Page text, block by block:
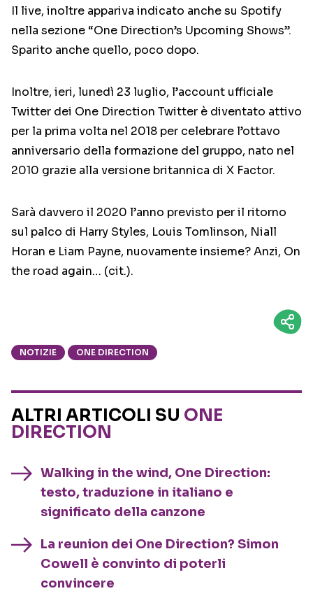
Il live, inoltre appariva indicato anche su Spotify
nella sezione “One Direction’s Upcoming Shows”.
Sparito anche quello, poco dopo.
Inoltre, ieri, lunedì 23 luglio, l’account ufficiale
Twitter dei One Direction Twitter è diventato attivo
per la prima volta nel 2018 per celebrare l’ottavo
anniversario della formazione del gruppo, nato nel
2010 grazie alla versione britannica di X Factor.
Sarà davvero il 2020 l’anno previsto per il ritorno
sul palco di Harry Styles, Louis Tomlinson, Niall
Horan e Liam Payne, nuovamente insieme? Anzi, On
the road again… (cit.).
NOTIZIE ONE DIRECTION
ALTRI ARTICOLI SU ONE
DIRECTION
Walking in the wind, One Direction:
testo, traduzione in italiano e
significato della canzone
La reunion dei One Direction? Simon
Cowell è convinto di poterli
convincere